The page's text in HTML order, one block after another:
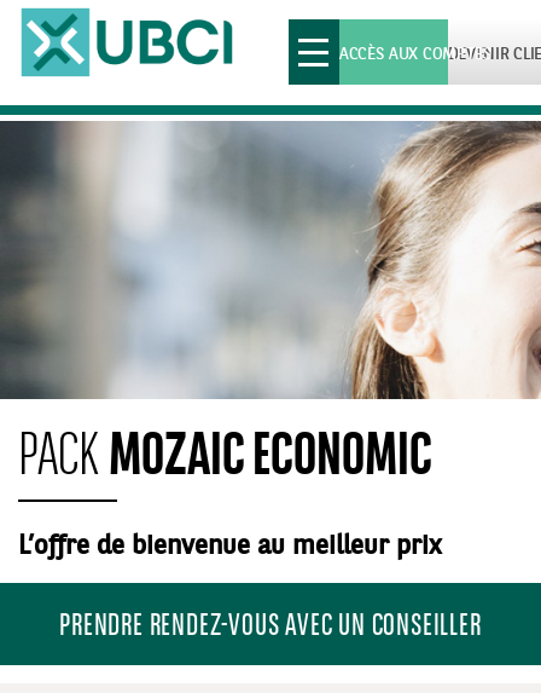
Toggle
navigationDEVENIR
ACCÈS AUX COMPTES
PACKMOZAIC ECONOMIC
L’offre de bienvenue au meilleur prix
PRENDRE RENDEZ-VOUS AVEC UN CONSEILLER